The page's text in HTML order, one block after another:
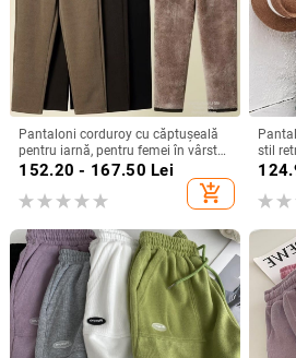
Pantaloni corduroy cu căptușeală
pentru iarnă, pentru femei în vârstă,
stil haarem.
152.20 - 167.50 Lei
add_shopping_cart
stil
înaltă,